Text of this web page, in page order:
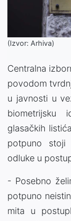
(Izvor: Arhiva)
Centralna
povodom
u javnosti u
biometrijsku
glasačkih
potpuno stoji
odluke u
- Posebno
potpuno
mita u